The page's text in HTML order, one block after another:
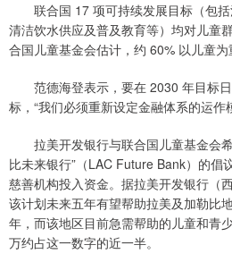
联合国 17 项可持续发展目标（包括
清洁饮水供应及普及教育等）均对儿童
合国儿童基金会估计，约 60% 以儿童为
范德海登表示，要在 2030 年目标日
标，“我们必须重新设定金融体系的运作
拉美开发银行与联合国儿童基金会希
比未来银行”（LAC Future Bank）的倡
慈善机构投入资金。据拉美开发银行（
该计划未来五年有望帮助拉美及加勒比
年，而该地区目前急需帮助的儿童和青
万约占这一数字的近一半。